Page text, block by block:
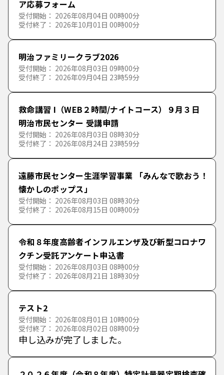
ア応募フォーム
受付開始： 2026年08月04日 00時00分
受付終了： 2026年10月01日 00時00分
明治ファミリークラブ2026
受付開始： 2026年08月03日 09時00分
受付終了： 2026年09月04日 23時59分
救命講習 I（WEB２時間/ナイトコース）９月３日
明治市民センター 受講申請
受付開始： 2026年08月03日 08時30分
受付終了： 2026年08月24日 23時59分
遠藤市民センター生涯学習事業 「みんなで歌おう！
懐かしのポップス」
受付開始： 2026年08月03日 08時30分
受付終了： 2026年08月15日 00時00分
令和８年度高齢者インフルエンザ及び新型コロナワ
クチン受託アンケート申込書
受付開始： 2026年08月03日 08時00分
受付終了： 2026年08月21日 18時30分
テスト2
受付開始： 2026年08月01日 10時00分
受付終了： 2026年08月02日 08時00分
申し込みが完了しました。